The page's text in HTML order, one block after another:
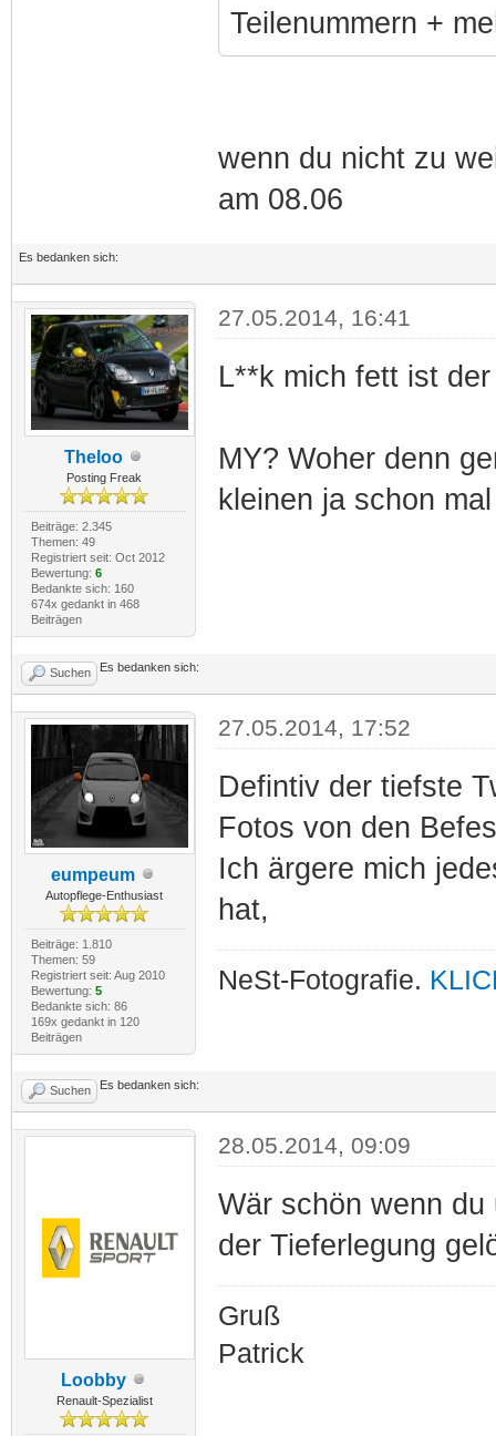
Teilenummern +
wenn du nicht zu
am 08.06
Es bedanken sich:
Theloo
Posting Freak
Beiträge: 2.345
Themen: 49
Registriert seit: Oct 2012
Bewertung: 6
Bedankte sich: 160
674x gedankt in 468
Beiträgen
27.05.2014, 16:41
L**k mich fett ist
MY? Woher denn
kleinen ja schon
Suchen Es bedanken sich:
eumpeum
Autopflege-Enthusiast
Beiträge: 1.810
Themen: 59
Registriert seit: Aug 2010
Bewertung: 5
Bedankte sich: 86
169x gedankt in 120
Beiträgen
27.05.2014, 17:52
Defintiv der tiefste
Fotos von den
Ich ärgere mich
hat,
NeSt-Fotografie.
Suchen Es bedanken sich:
Loobby
Renault-Spezialist
28.05.2014, 09:09
Wär schön wenn
der Tieferlegung
Gruß
Patrick